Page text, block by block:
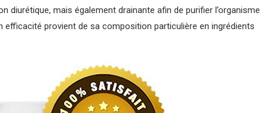
diurétique, mais également drainante afin de purifier l’organisme
efficacité provient de sa composition particulière en ingrédients